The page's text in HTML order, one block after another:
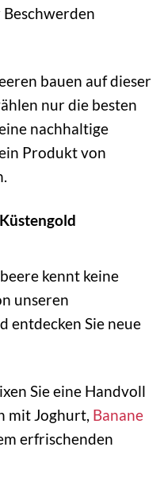
bauen auf dieser
nur die besten
nachhaltige
Produkt von
kennt keine
unseren
entdecken Sie neue
Sie eine Handvoll
mit Joghurt, Banane
erfrischenden